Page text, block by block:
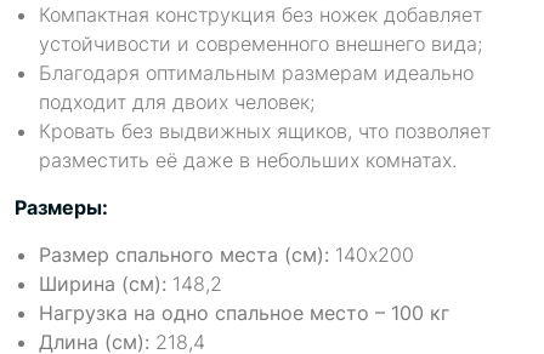
Компактная конструкция без ножек добавляет
устойчивости и современного внешнего вида;
Благодаря оптимальным размерам идеально
подходит для двоих человек;
Кровать без выдвижных ящиков, что позволяет
разместить её даже в небольших комнатах.
Размеры:
Размер спального места (см): 140x200
Ширина (см): 148,2
Нагрузка на одно спальное место – 100 кг
Длина (см): 218,4